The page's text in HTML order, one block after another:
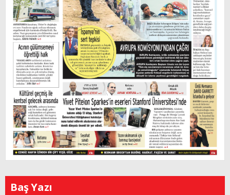
Baş Yazı